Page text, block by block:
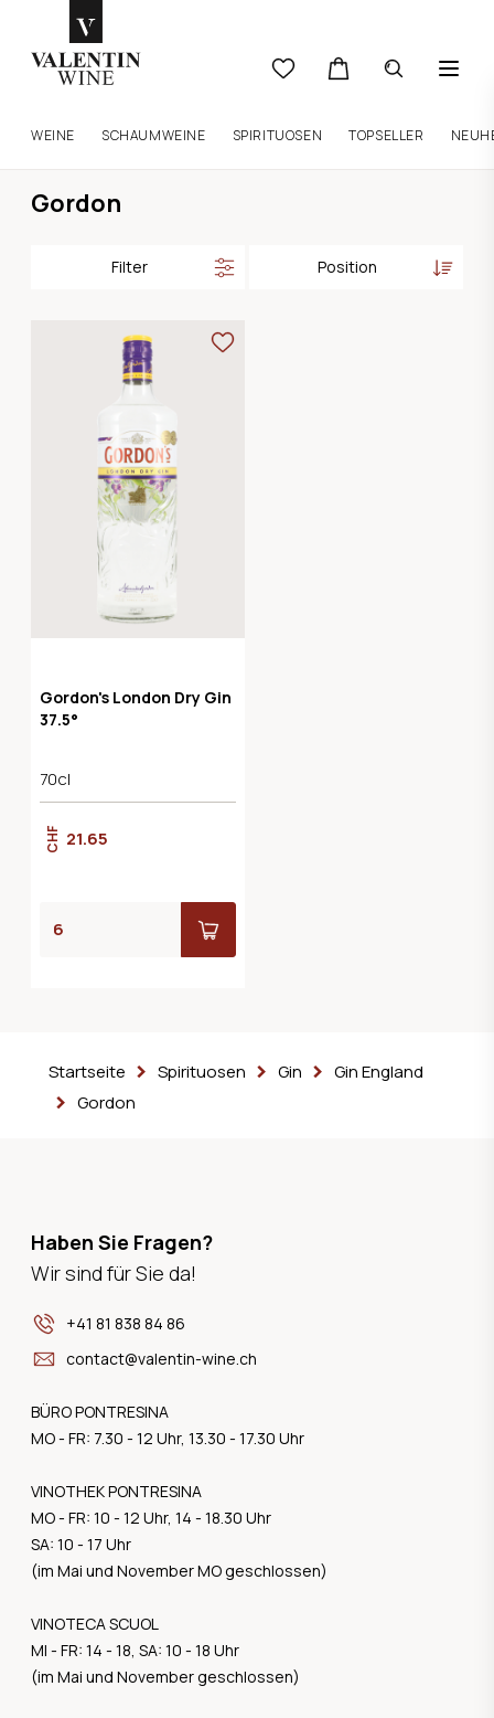
WEINE SCHAUMWEINE SPIRITUOSEN TOPSELLER
Gordon
Filter
Gordon's London Dry Gin
37.5°
70cl
CHF 21.65
Startseite Spirituosen Gin
Gin England
Gordon
Haben Sie Fragen?
Wir sind für Sie da!
+41 81 838 84 86
contact@valentin-wine.ch
BÜRO PONTRESINA
MO - FR: 7.30 - 12 Uhr, 13.30 - 17.30 Uhr
VINOTHEK PONTRESINA
MO - FR: 10 - 12 Uhr, 14 - 18.30 Uhr
SA: 10 - 17 Uhr
(im Mai und November MO geschlossen)
VINOTECA SCUOL
MI - FR: 14 - 18, SA: 10 - 18 Uhr
(im Mai und November geschlossen)